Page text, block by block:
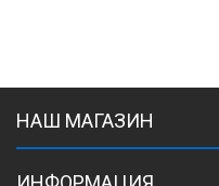
НАШ МАГАЗИН